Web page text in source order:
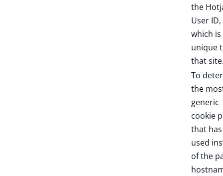
the
User ID,
which is
unique
that
To
the
generic
cookie
that
used
of the